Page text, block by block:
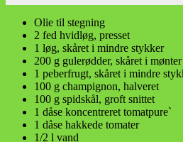
Olie til stegning
2 fed hvidløg, presset
1 løg, skåret i mindre stykker
200 g gulerødder, skåret i mønter
1 peberfrugt, skåret i mindre
100 g champignon, halveret
100 g spidskål, groft snittet
1 dåse koncentreret tomatpure`
1 dåse hakkede tomater
1/2 l vand